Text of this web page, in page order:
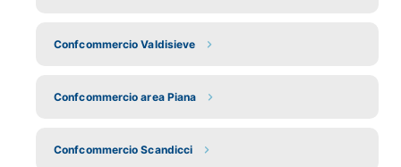
Confcommercio Valdisieve
Confcommercio area Piana
Confcommercio Scandicci